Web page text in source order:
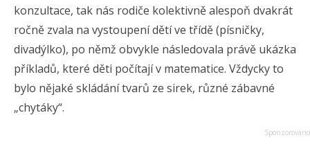
konzultace, tak nás rodiče kolektivně alespoň dvakrát
ročně zvala na vystoupení dětí ve třídě (písničky,
divadýlko), po němž obvykle následovala právě ukázka
příkladů, které děti počítají v matematice. Vždycky to
bylo nějaké skládání tvarů ze sirek, různé zábavné
„chytáky“.